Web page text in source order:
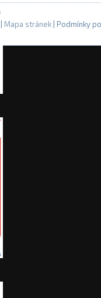
Mapa stránek | Podmínky